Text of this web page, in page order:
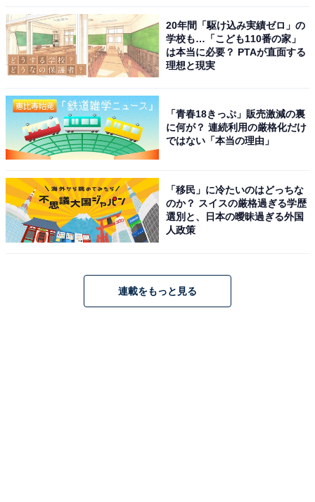
— NHKドラマ (@nhk_dramas)May 11, 2026
1位に選ばれたのは中島健人さんでした。中島さんは、
合）で主演を務めています。
町田そのこさんの同名小説が原作のドラマで、北九州
市・門司港にあるコンビニが舞台。コンビニで働く人た
ちとお客さんを中心にストーリーが展開する、ハートフ
ル＆ミステリアス＆ヒューマンコメディー作品となりま
す。
メンコンビニ店長・志波三彦を担当。さらに、三彦の
20年間「駆け込み実績ゼロ」の
学校も…「こども110番の家」
は本当に必要？ PTAが直面する
理想と現実
「青春18きっぷ」販売激減の裏
に何が？ 連続利用の厳格化だけ
ではない「本当の理由」
「移民」に冷たいのはどっちな
のか？ スイスの厳格過ぎる学歴
選別と、日本の曖昧過ぎる外国
人政策
連載をもっと見る